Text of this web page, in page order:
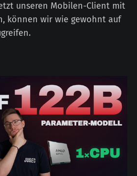
unseren Mobilen-Client mit
können wir wie gewohnt auf